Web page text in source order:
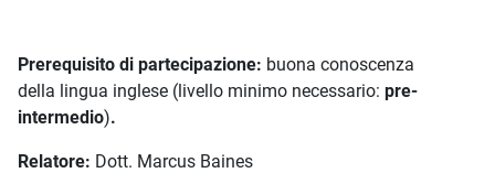
Prerequisito di partecipazione: buona conoscenza
della lingua inglese (livello minimo necessario: pre-
intermedio).
Relatore: Dott. Marcus Baines